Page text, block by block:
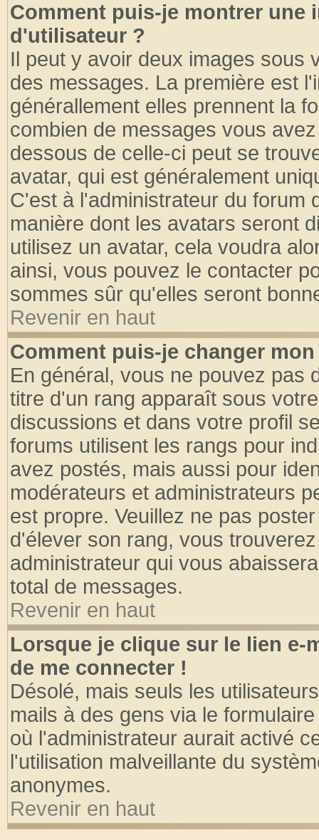
Comment puis-je montrer une
d'utilisateur ?
Il peut y avoir deux images sous
des messages. La première est
générallement elles prennent la
combien de messages vous
dessous de celle-ci peut se
avatar, qui est généralement
C'est à l'administrateur du forum
manière dont les avatars seront
utilisez un avatar, cela voudra
ainsi, vous pouvez le contacter
sommes sûr qu'elles seront
Revenir en haut
Comment puis-je changer
En général, vous ne pouvez pas
titre d'un rang apparaît sous
discussions et dans votre profil
forums utilisent les rangs pour
avez postés, mais aussi pour
modérateurs et administrateurs
est propre. Veuillez ne pas
d'élever son rang, vous
administrateur qui vous
total de messages.
Revenir en haut
Lorsque je clique sur le lien e-
de me connecter !
Désolé, mais seuls les
mails à des gens via le
où l'administrateur aurait activé
l'utilisation malveillante du
anonymes.
Revenir en haut